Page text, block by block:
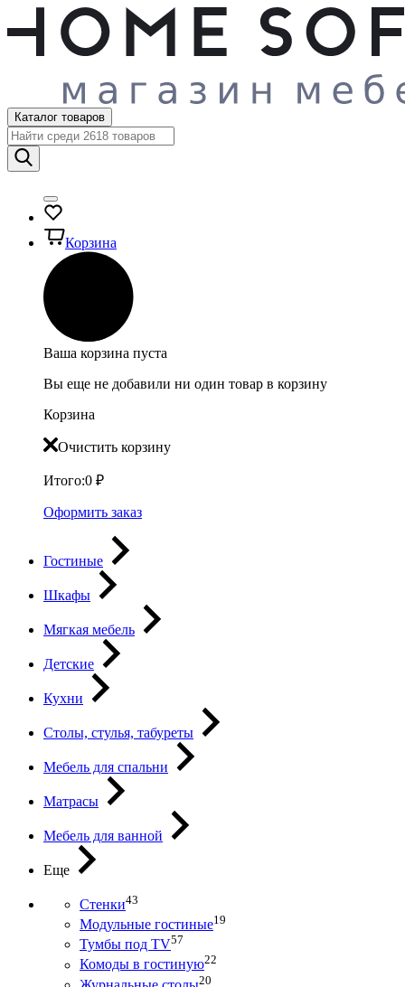
Каталог товаров
Корзина
Ваша корзина пуста
Вы еще не добавили ни один товар в корзину
Корзина
Очистить корзину
Итого:0 ₽
Оформить заказ
Гостиные
Шкафы
Мягкая мебель
Детские
Кухни
Столы, стулья, табуреты
Мебель для спальни
Матрасы
Мебель для ванной
Еще
Стенки43
Модульные гостиные19
Тумбы под ТV57
Комоды в гостиную22
20